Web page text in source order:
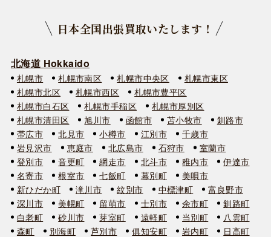
日本全国出張買取いたします！
北海道 Hokkaido
札幌市 札幌市南区 札幌市中央区
札幌市東区
札幌市北区
札幌市西区
札幌市豊平区
札幌市白石区
札幌市手稲区
札幌市厚別区
札幌市清田区
旭川市 函館市 苫小牧市
釧路市
帯広市
北見市 小樽市 江別市
千歳市
岩見沢市
恵庭市 北広島市 石狩市
室蘭市
登別市
音更町 網走市 北斗市 稚内市
伊達市
名寄市
根室市 七飯町 幕別町
美唄市
新ひだか町
滝川市 紋別市 中標津町
富良野市
深川市
美幌町 留萌市 士別市 余市町
釧路町
白老町
砂川市 芽室町 遠軽町 当別町
八雲町
森町
別海町 芦別市 俱知安町 岩内町 日高町